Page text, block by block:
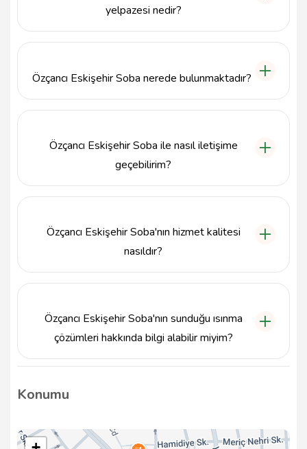
yelpazesi nedir?
çözümleri sağlamayı hedeflemektedir.
Özçancı Eskişehir Soba nerede bulunmaktadır?
Özçancı Eskişehir Soba ile nasıl iletişime
geçebilirim?
yazabilirsiniz.
Özçancı Eskişehir Soba'nın hizmet kalitesi
nasıldır?
Özçancı Eskişehir Soba'nın sunduğu ısınma
çözümleri hakkında bilgi alabilir miyim?
Özçancı Eskişehir Soba, hem geleneksel hem de
seçenekler sunarak, ev ve iş yerlerinin ısınma
Konumu